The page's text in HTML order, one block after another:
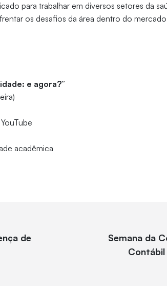
para trabalhar em diversos setores da
os desafios da área dentro do
e agora?”
acadêmica
de
Semana da